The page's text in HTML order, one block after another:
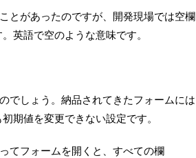
とがあったのですが、開発現場では空欄
英語で空のような意味です。
でしょう。納品されてきたフォームには
期値を変更できない設定です。
てフォームを開くと、すべての欄